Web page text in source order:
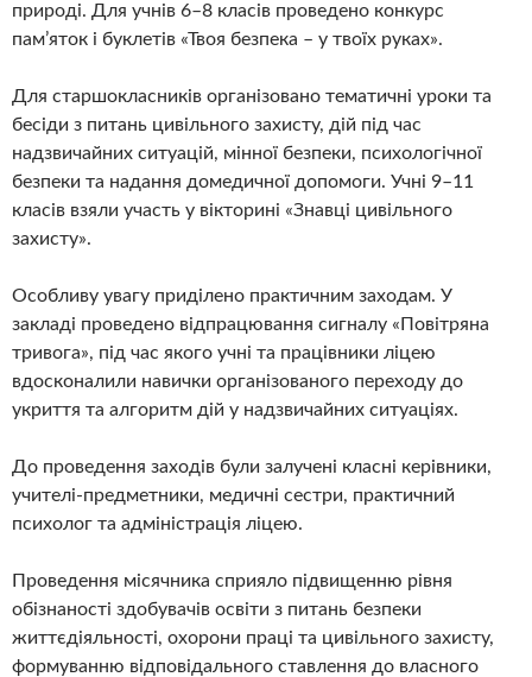
природі. Для учнів 6–8 класів проведено конкурс
пам’яток і буклетів «Твоя безпека – у твоїх руках».
Для старшокласників організовано тематичні уроки та
бесіди з питань цивільного захисту, дій під час
надзвичайних ситуацій, мінної безпеки, психологічної
безпеки та надання домедичної допомоги. Учні 9–11
класів взяли участь у вікторині «Знавці цивільного
захисту».
Особливу увагу приділено практичним заходам. У
закладі проведено відпрацювання сигналу «Повітряна
тривога», під час якого учні та працівники ліцею
вдосконалили навички організованого переходу до
укриття та алгоритм дій у надзвичайних ситуаціях.
До проведення заходів були залучені класні керівники,
учителі-предметники, медичні сестри, практичний
психолог та адміністрація ліцею.
Проведення місячника сприяло підвищенню рівня
обізнаності здобувачів освіти з питань безпеки
життєдіяльності, охорони праці та цивільного захисту,
формуванню відповідального ставлення до власного